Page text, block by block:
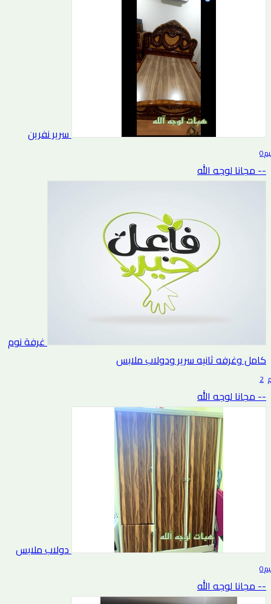
سرير نفرين
0 التقييم
-- مجانا لوجه الله
غرفة نوم
كامل وغرفه ثانيه سرير ودولاب ملابس
2 تقييم
-- مجانا لوجه الله
دولاب ملابس
0 التقييم
-- مجانا لوجه الله